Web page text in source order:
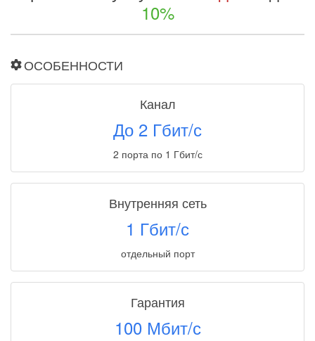
10%
ОСОБЕННОСТИ
Канал
До 2 Гбит/с
2 порта по 1 Гбит/с
Внутренняя сеть
1 Гбит/с
отдельный порт
Гарантия
100 Мбит/с